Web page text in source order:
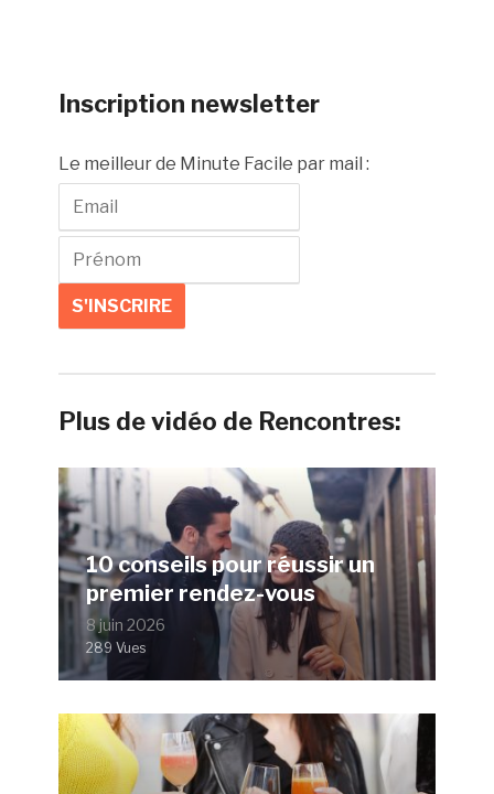
Inscription newsletter
Le meilleur de Minute Facile par mail :
Plus de vidéo de Rencontres:
10 conseils pour réussir un
premier rendez-vous
8 juin 2026
289 Vues